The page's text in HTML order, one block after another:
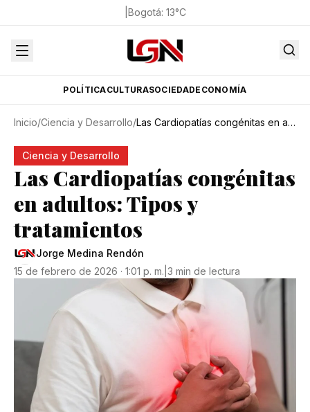
Bogotá: 13°C
POLÍTICACULTURASOCIEDADECONOMÍA
Inicio/Ciencia y Desarrollo/ Las Cardiopatías congénitas en adultos: Tipos y tratamientos
Ciencia y Desarrollo
Las Cardiopatías congénitas
en adultos: Tipos y
tratamientos
Jorge Medina Rendón
15 de febrero de 2026 · 1:01 p. m. 3 min de lectura